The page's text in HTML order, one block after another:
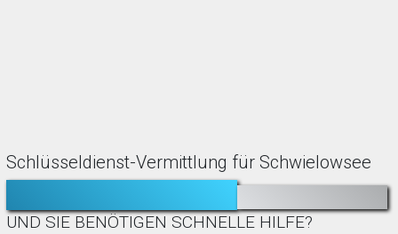
Schlüsseldienst-Vermittlung für Schwielowsee
TÜR ZUGEFALLEN?
UND SIE BENÖTIGEN SCHNELLE HILFE?